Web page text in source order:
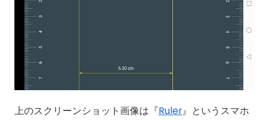
上のスクリーンショット画像は『Ruler』というスマホ